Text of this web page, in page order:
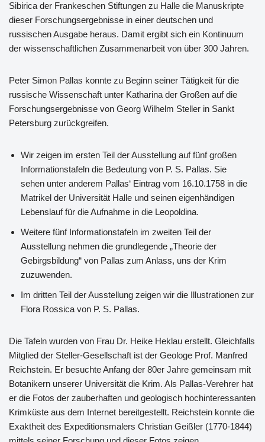
Sibirica der Frankeschen Stiftungen zu Halle die Manuskripte
dieser Forschungsergebnisse in einer deutschen und
russischen Ausgabe heraus. Damit ergibt sich ein Kontinuum
der wissenschaftlichen Zusammenarbeit von über 300 Jahren.
Peter Simon Pallas konnte zu Beginn seiner Tätigkeit für die
russische Wissenschaft unter Katharina der Großen auf die
Forschungsergebnisse von Georg Wilhelm Steller in Sankt
Petersburg zurückgreifen.
Wir zeigen im ersten Teil der Ausstellung auf fünf großen
Informationstafeln die Bedeutung von P. S. Pallas. Sie
sehen unter anderem Pallas‘ Eintrag vom 16.10.1758 in die
Matrikel der Universität Halle und seinen eigenhändigen
Lebenslauf für die Aufnahme in die Leopoldina.
Weitere fünf Informationstafeln im zweiten Teil der
Ausstellung nehmen die grundlegende „Theorie der
Gebirgsbildung“ von Pallas zum Anlass, uns der Krim
zuzuwenden.
Im dritten Teil der Ausstellung zeigen wir die Illustrationen zur
Flora Rossica von P. S. Pallas.
Die Tafeln wurden von Frau Dr. Heike Heklau erstellt. Gleichfalls
Mitglied der Steller-Gesellschaft ist der Geologe Prof. Manfred
Reichstein. Er besuchte Anfang der 80er Jahre gemeinsam mit
Botanikern unserer Universität die Krim. Als Pallas-Verehrer hat
er die Fotos der zauberhaften und geologisch hochinteressanten
Krimküste aus dem Internet bereitgestellt. Reichstein konnte die
Exaktheit des Expeditionsmalers Christian Geißler (1770-1844)